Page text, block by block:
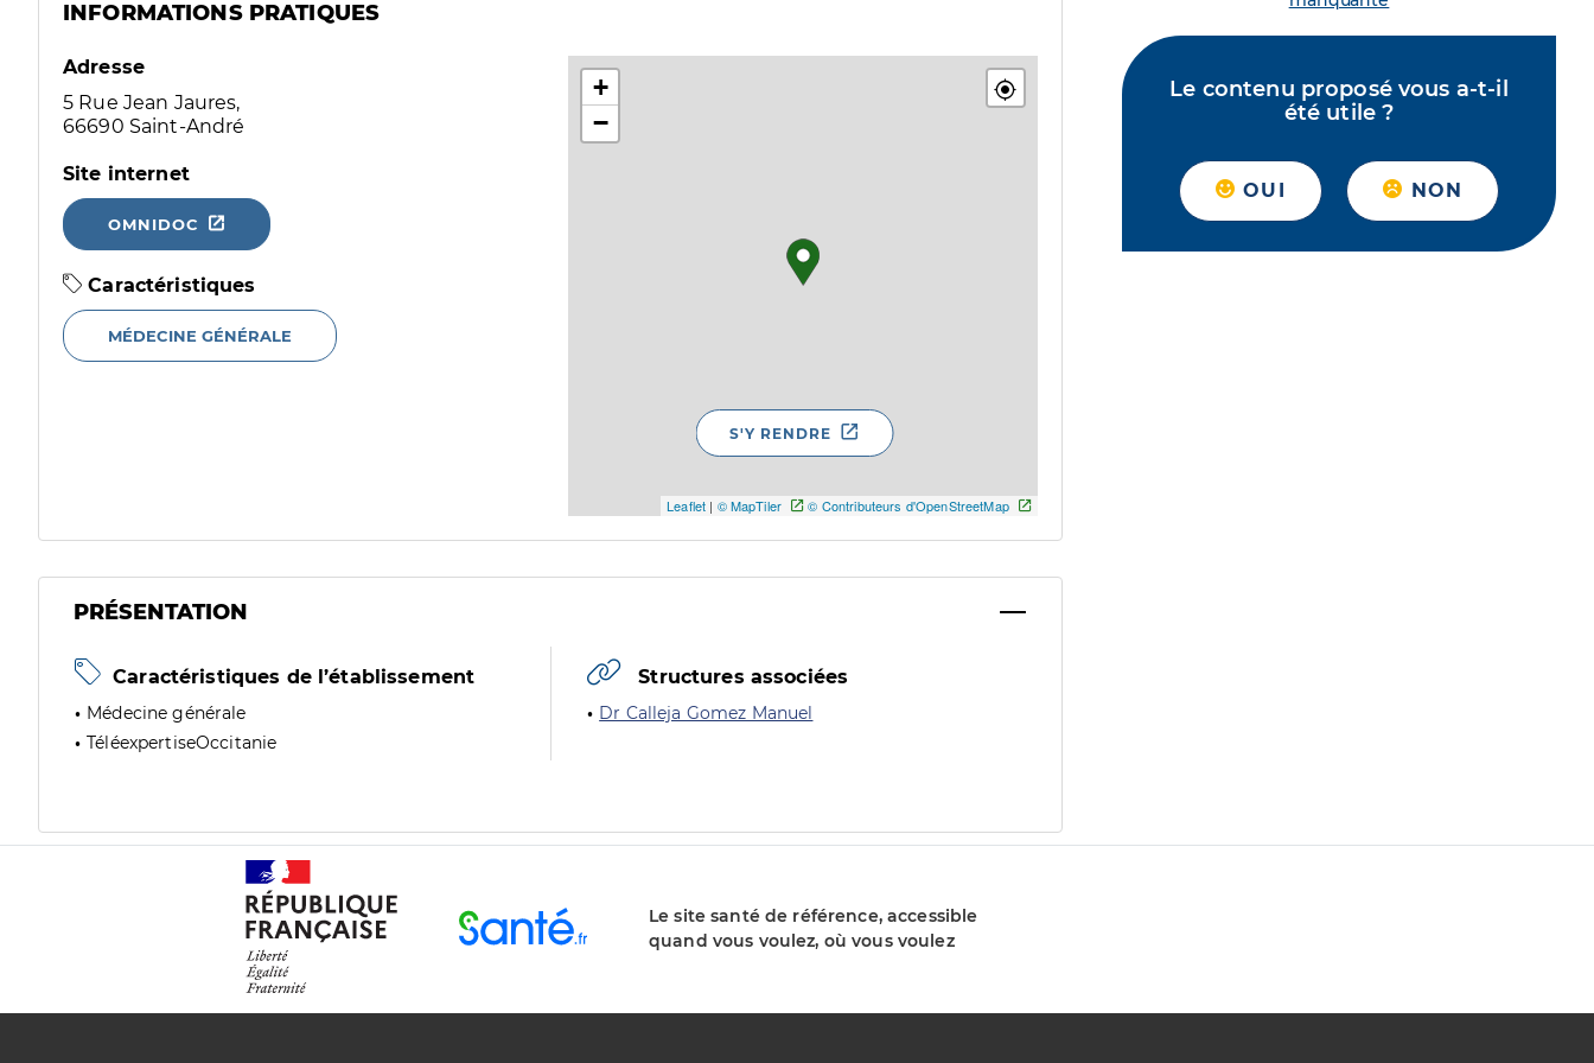
INFORMATIONS PRATIQUES
Adresse
5 Rue Jean Jaures,
66690 Saint-André
Site internet
OMNIDOC
Caractéristiques
MÉDECINE GÉNÉRALE
+
−
Leaflet | © MapTiler © Contributeurs d'OpenStreetMap
S'Y RENDRE
PRÉSENTATION
Caractéristiques de l’établissement
Médecine générale
TéléexpertiseOccitanie
Structures associées
Dr Calleja Gomez Manuel
Le contenu proposé vous a-t-il
été utile ?
OUI NON
Le site santé de référence, accessible
quand vous voulez, où vous voulez